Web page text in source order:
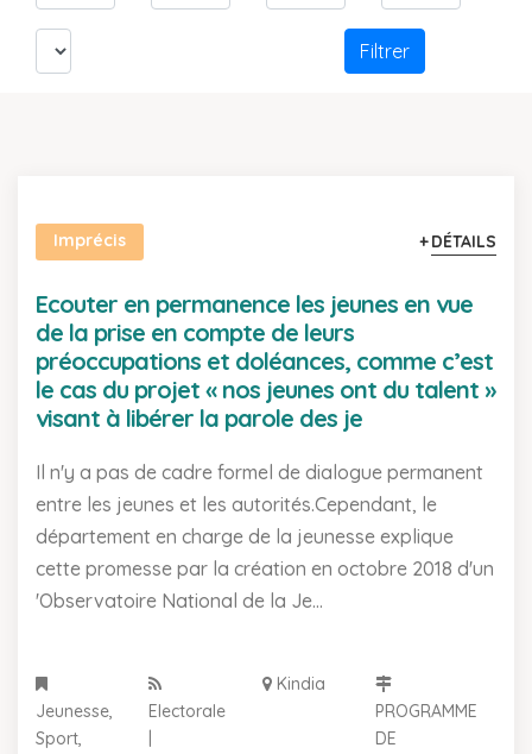
Filtrer
Imprécis DÉTAILS
Ecouter en permanence les jeunes en vue
de la prise en compte de leurs
préoccupations et doléances, comme c’est
le cas du projet « nos jeunes ont du talent »
visant à libérer la parole des je
Il n'y a pas de cadre formel de dialogue permanent
entre les jeunes et les autorités.Cependant, le
département en charge de la jeunesse explique
cette promesse par la création en octobre 2018 d'un
'Observatoire National de la Je...
Jeunesse,
Sport,
Electorale
Kindia
PROGRAMME
DE